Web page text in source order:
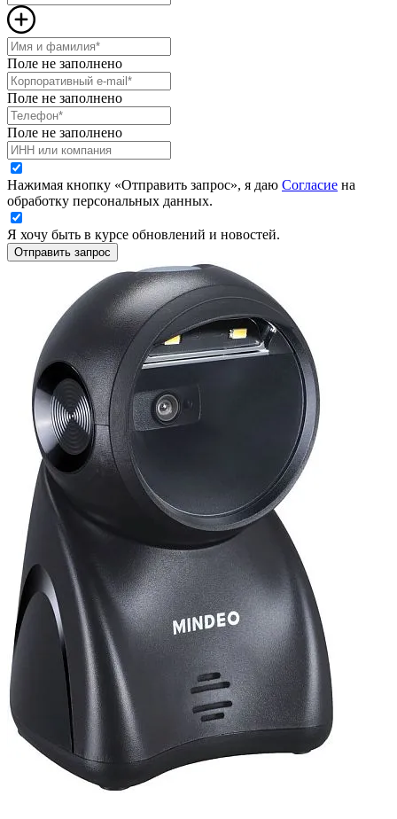
Поле не заполнено
Поле не заполнено
Поле не заполнено
Нажимая кнопку «Отправить запрос», я даю Согласие на
обработку персональных данных.
Я хочу быть в курсе обновлений и новостей.
Отправить запрос